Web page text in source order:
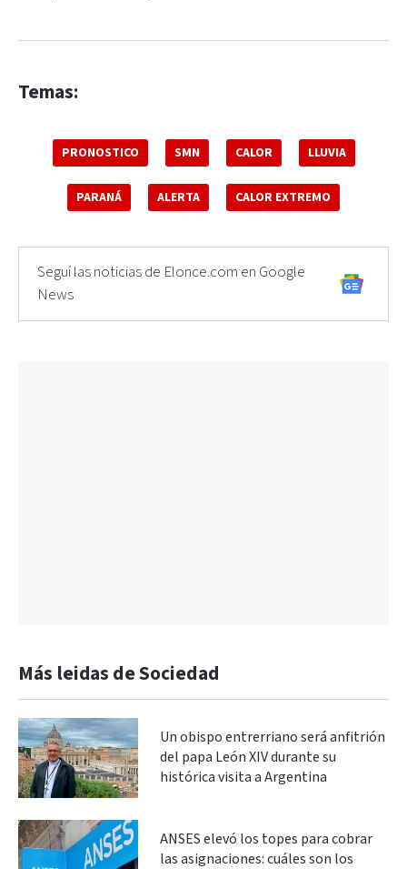
Temas:
PRONOSTICO SMN CALOR LLUVIA
PARANÁ ALERTA CALOR EXTREMO
Seguí las noticias de Elonce.com en Google
News
Más leidas de Sociedad
Un obispo entrerriano será anfitrión
del papa León XIV durante su
histórica visita a Argentina
ANSES elevó los topes para cobrar
las asignaciones: cuáles son los